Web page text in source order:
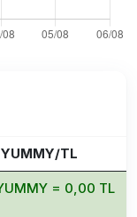
TL
= 0,00 TL